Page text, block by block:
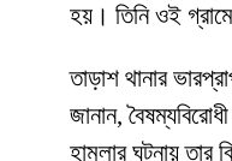
হয়। তিনি ওই
তাড়াশ থানার
জানান,
হামলার ঘটনায় তার